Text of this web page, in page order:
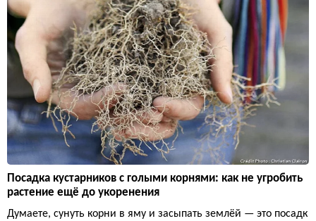
Посадка кустарников с голыми корнями: как не угробить
растение ещё до укоренения
Думаете, сунуть корни в яму и засыпать землёй — это посадк